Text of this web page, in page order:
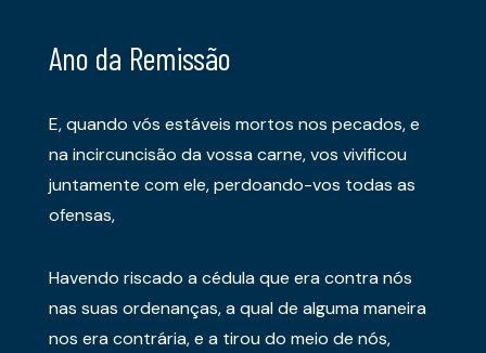
Ano da Remissão
E, quando vós estáveis mortos nos pecados, e
na incircuncisão da vossa carne, vos vivificou
juntamente com ele, perdoando-vos todas as
ofensas,
Havendo riscado a cédula que era contra nós
nas suas ordenanças, a qual de alguma maneira
nos era contrária, e a tirou do meio de nós,